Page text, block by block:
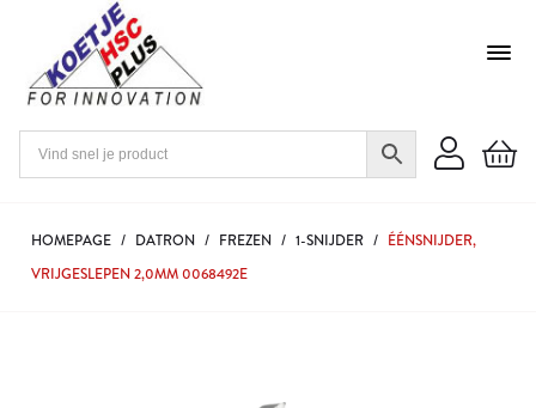
HOMEPAGE / DATRON / FREZEN / 1-SNIJDER / ÉÉNSNIJDER,
VRIJGESLEPEN 2,0MM 0068492E